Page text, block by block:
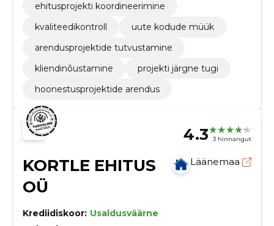
ehitusprojekti koordineerimine
kvaliteedikontroll
uute kodude müük
arendusprojektide tutvustamine
kliendinõustamine
projekti järgne tugi
hoonestusprojektide arendus
4.3 3 hinnangut
KORTLE EHITUS
OÜ
Läänemaa
Krediidiskoor: Usaldusväärne